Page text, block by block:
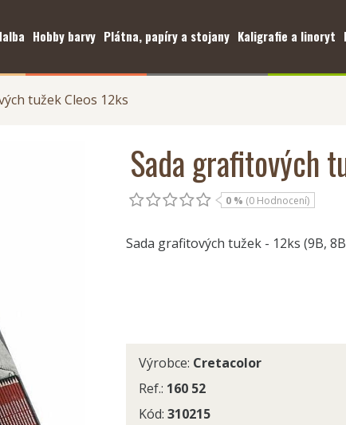
Hobby barvy Plátna, papíry a stojany Kaligrafie a linoryt
tužek Cleos 12ks
Sada grafitových
0 % (0 Hodnocení)
Sada grafitových tužek - 12ks (9B,
Výrobce: Cretacolor
Ref.: 160 52
Kód: 310215